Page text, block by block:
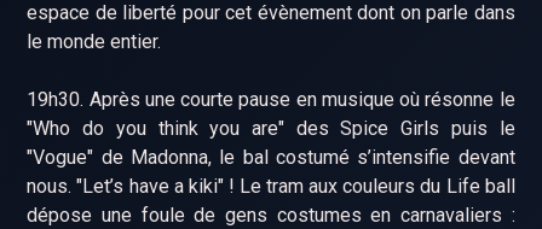
espace de liberté pour cet évènement dont on parle dans
le monde entier.
19h30. Après une courte pause en musique où résonne le
"Who do you think you are" des Spice Girls puis le
"Vogue" de Madonna, le bal costumé s’intensifie devant
nous. "Let’s have a kiki" ! Le tram aux couleurs du Life ball
dépose une foule de gens costumes en carnavaliers :